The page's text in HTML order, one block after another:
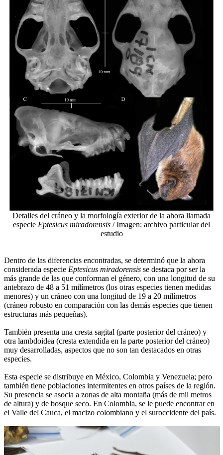
Detalles del cráneo y la morfología exterior de la ahora llamada
especie Eptesicus miradorensis / Imagen: archivo particular del
estudio
Dentro de las diferencias encontradas, se determinó que la ahora
considerada especie Eptesicus miradorensis se destaca por ser la
más grande de las que conforman el género, con una longitud de su
antebrazo de 48 a 51 milímetros (los otras especies tienen medidas
menores) y un cráneo con una longitud de 19 a 20 milímetros
(cráneo robusto en comparación con las demás especies que tienen
estructuras más pequeñas).
También presenta una cresta sagital (parte posterior del cráneo) y
otra lambdoidea (cresta extendida en la parte posterior del cráneo)
muy desarrolladas, aspectos que no son tan destacados en otras
especies.
Esta especie se distribuye en México, Colombia y Venezuela; pero
también tiene poblaciones intermitentes en otros países de la región.
Su presencia se asocia a zonas de alta montaña (más de mil metros
de altura) y de bosque seco. En Colombia, se le puede encontrar en
el Valle del Cauca, el macizo colombiano y el suroccidente del país.